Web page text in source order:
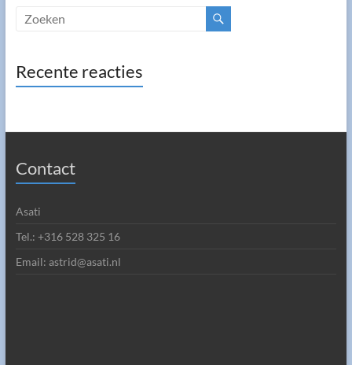
Recente reacties
Contact
Asati
Tel.: +316 528 325 16
Email: astrid@asati.nl